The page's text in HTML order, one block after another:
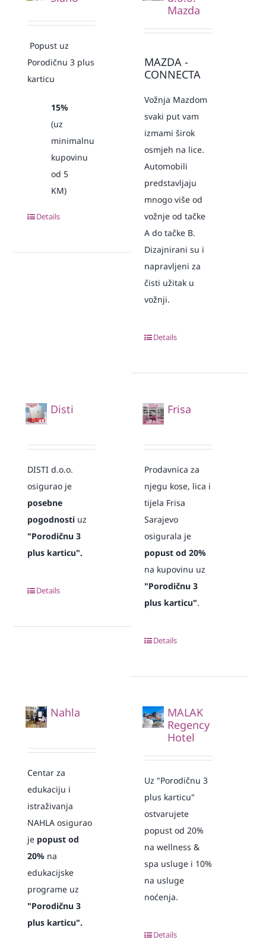
Popust uz
Porodičnu 3 plus
karticu
15%
(uz
minimalnu
kupovinu
od 5
KM)
Details
Mazda
MAZDA -
CONNECTA
Vožnja Mazdom
svaki put vam
izmami širok
osmjeh na lice.
Automobili
predstavljaju
mnogo više od
vožnje od tačke
A do tačke B.
Dizajnirani su i
napravljeni za
čisti užitak u
vožnji.
Details
Disti
DISTI d.o.o.
osigurao je
posebne
pogodnostiuz
"Porodičnu 3
plus karticu".
Details
Frisa
Prodavnica za
njegu kose, lica i
tijela Frisa
Sarajevo
osigurala je
popust od 20%
na kupovinu uz
"Porodičnu 3
plus karticu".
Details
Nahla
Centar za
edukaciju i
istraživanja
NAHLA osigurao
je popust od
20% na
edukacijske
programe uz
"Porodičnu 3
plus karticu".
MALAK
Regency
Hotel
Uz "Porodičnu 3
plus karticu"
ostvarujete
popust od 20%
na wellness &
spa usluge i 10%
na usluge
noćenja.
Details